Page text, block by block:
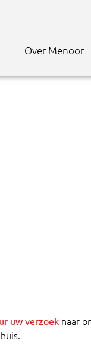
Over Menoor
uw verzoek naar